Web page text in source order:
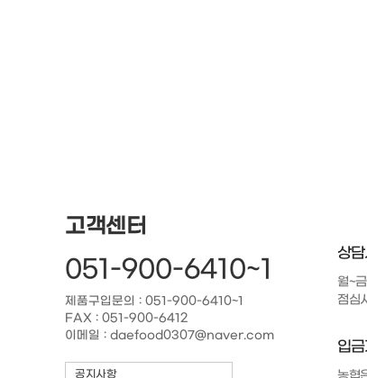
고객센터
051-900-6410~1
제품구입문의 : 051-900-6410~1
FAX : 051-900-6412
이메일 : daefood0307@naver.com
공지사항
상
월~
점심
입